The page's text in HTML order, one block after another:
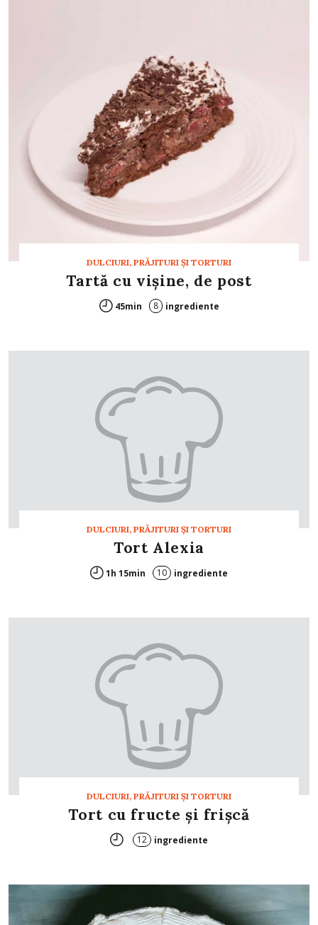
DULCIURI, PRĂJITURI ȘI TORTURI
Tartă cu vișine, de post
45min 8 ingrediente
DULCIURI, PRĂJITURI ȘI TORTURI
Tort Alexia
1h 15min 10 ingrediente
DULCIURI, PRĂJITURI ȘI TORTURI
Tort cu fructe şi frişcă
12 ingrediente